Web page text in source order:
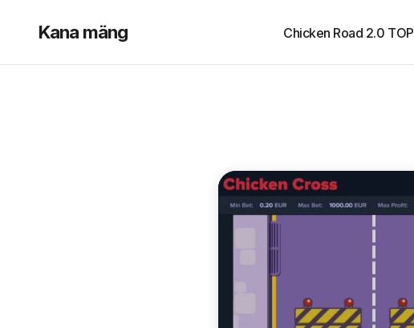
Kana mäng Chicken Road 2.0 TOP